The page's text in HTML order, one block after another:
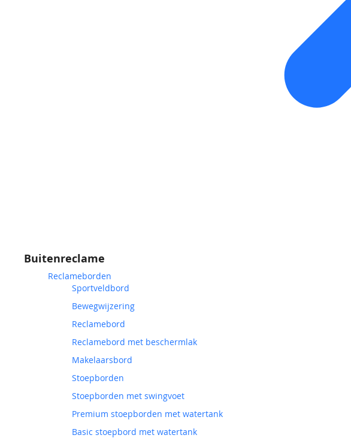
Buitenreclame
Reclameborden
Sportveldbord
Bewegwijzering
Reclamebord
Reclamebord met beschermlak
Makelaarsbord
Stoepborden
Stoepborden met swingvoet
Premium stoepborden met watertank
Basic stoepbord met watertank